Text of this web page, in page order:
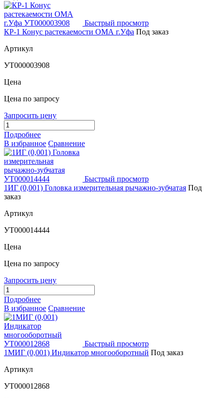
Быстрый просмотр
КР-1 Конус растекаемости ОМА г.Уфа Под заказ
Артикул
УТ000003908
Цена
Цена по запросу
Запросить цену
Подробнее
В избранное Сравнение
Быстрый просмотр
1ИГ (0,001) Головка измерительная рычажно-зубчатая Под
заказ
Артикул
УТ000014444
Цена
Цена по запросу
Запросить цену
Подробнее
В избранное Сравнение
Быстрый просмотр
1МИГ (0,001) Индикатор многооборотный Под заказ
Артикул
УТ000012868